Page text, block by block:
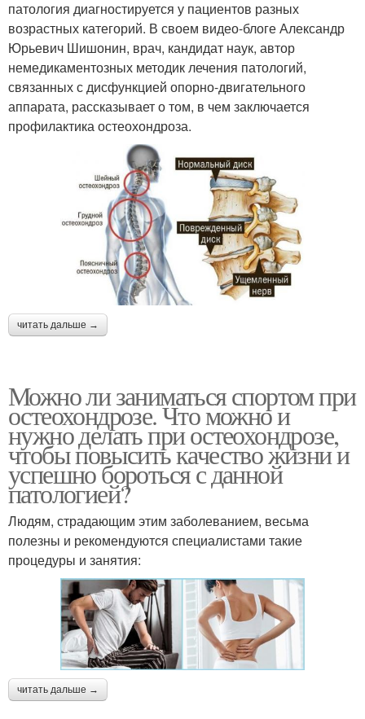
патология диагностируется у пациентов разных
возрастных категорий. В своем видео-блоге Александр
Юрьевич Шишонин, врач, кандидат наук, автор
немедикаментозных методик лечения патологий,
связанных с дисфункцией опорно-двигательного
аппарата, рассказывает о том, в чем заключается
профилактика остеохондроза.
читать дальше →
Можно ли заниматься спортом при
остеохондрозе. Что можно и
нужно делать при остеохондрозе,
чтобы повысить качество жизни и
успешно бороться с данной
патологией?
Людям, страдающим этим заболеванием, весьма
полезны и рекомендуются специалистами такие
процедуры и занятия:
читать дальше →